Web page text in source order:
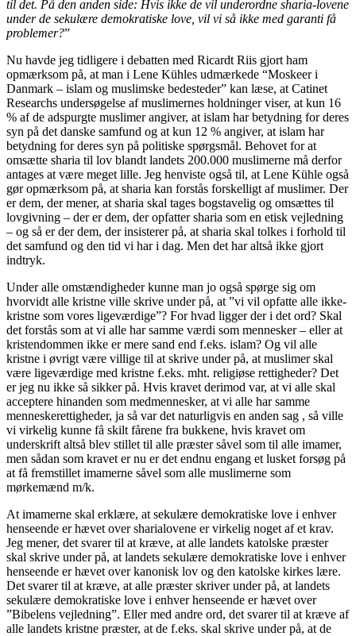
til det. På den anden side: Hvis ikke de vil underordne sharia-lovene
under de sekulære demokratiske love, vil vi så ikke med garanti få
problemer?”
Nu havde jeg tidligere i debatten med Ricardt Riis gjort ham
opmærksom på, at man i Lene Kühles udmærkede “Moskeer i
Danmark – islam og muslimske bedesteder” kan læse, at Catinet
Researchs undersøgelse af muslimernes holdninger viser, at kun 16
% af de adspurgte muslimer angiver, at islam har betydning for deres
syn på det danske samfund og at kun 12 % angiver, at islam har
betydning for deres syn på politiske spørgsmål. Behovet for at
omsætte sharia til lov blandt landets 200.000 muslimerne må derfor
antages at være meget lille. Jeg henviste også til, at Lene Kühle også
gør opmærksom på, at sharia kan forstås forskelligt af muslimer. Der
er dem, der mener, at sharia skal tages bogstavelig og omsættes til
lovgivning – der er dem, der opfatter sharia som en etisk vejledning
– og så er der dem, der insisterer på, at sharia skal tolkes i forhold til
det samfund og den tid vi har i dag. Men det har altså ikke gjort
indtryk.
Under alle omstændigheder kunne man jo også spørge sig om
hvorvidt alle kristne ville skrive under på, at ”vi vil opfatte alle ikke-
kristne som vores ligeværdige”? For hvad ligger der i det ord? Skal
det forstås som at vi alle har samme værdi som mennesker – eller at
kristendommen ikke er mere sand end f.eks. islam? Og vil alle
kristne i øvrigt være villige til at skrive under på, at muslimer skal
være ligeværdige med kristne f.eks. mht. religiøse rettigheder? Det
er jeg nu ikke så sikker på. Hvis kravet derimod var, at vi alle skal
acceptere hinanden som medmennesker, at vi alle har samme
menneskerettigheder, ja så var det naturligvis en anden sag , så ville
vi virkelig kunne få skilt fårene fra bukkene, hvis kravet om
underskrift altså blev stillet til alle præster såvel som til alle imamer,
men sådan som kravet er nu er det endnu engang et lusket forsøg på
at få fremstillet imamerne såvel som alle muslimerne som
mørkemænd m/k.
At imamerne skal erklære, at sekulære demokratiske love i enhver
henseende er hævet over sharialovene er virkelig noget af et krav.
Jeg mener, det svarer til at kræve, at alle landets katolske præster
skal skrive under på, at landets sekulære demokratiske love i enhver
henseende er hævet over kanonisk lov og den katolske kirkes lære.
Det svarer til at kræve, at alle præster skriver under på, at landets
sekulære demokratiske love i enhver henseende er hævet over
”Bibelens vejledning”. Eller med andre ord, det svarer til at kræve af
alle landets kristne præster, at de f.eks. skal skrive under på, at de